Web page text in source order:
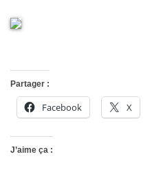
Partager :
Facebook X
J’aime ça :